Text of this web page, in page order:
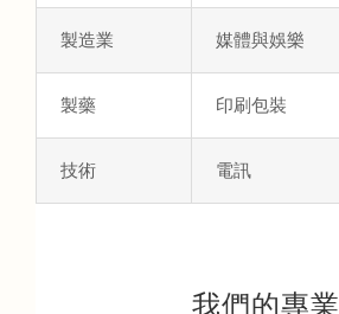
製造業 媒體與娛樂
製藥 印刷包裝
技術 電訊
我們的專業